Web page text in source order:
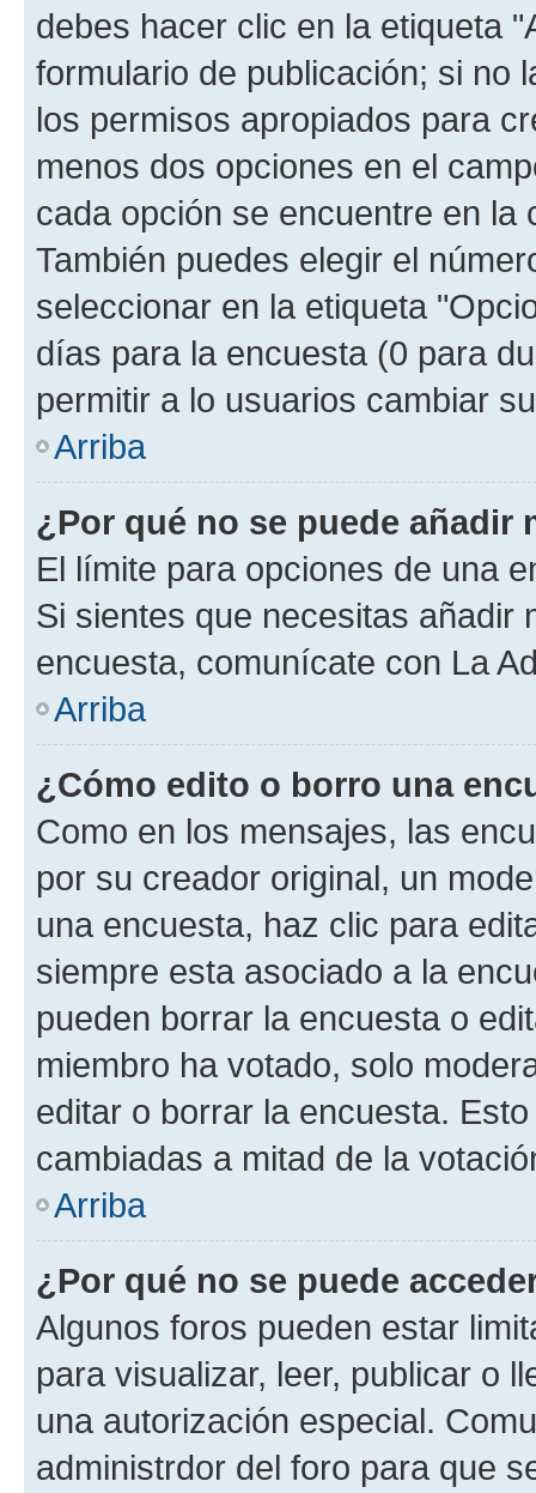
debes hacer clic en la etiqueta
formulario de publicación; si no
los permisos apropiados para
menos dos opciones en el
cada opción se encuentre en
También puedes elegir el
seleccionar en la etiqueta
días para la encuesta (0 para
permitir a lo usuarios cambiar
Arriba
¿Por qué no se puede añadir
El límite para opciones de una
Si sientes que necesitas añadir
encuesta, comunícate con La
Arriba
¿Cómo edito o borro una
Como en los mensajes, las
por su creador original, un
una encuesta, haz clic para
siempre esta asociado a la
pueden borrar la encuesta o
miembro ha votado, solo
editar o borrar la encuesta.
cambiadas a mitad de la
Arriba
¿Por qué no se puede
Algunos foros pueden estar
para visualizar, leer, publicar o
una autorización especial.
administrdor del foro para que